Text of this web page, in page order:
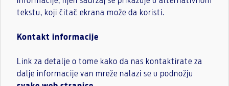
tekstu, koji čitač ekrana može da koristi.
Kontakt informacije
Link za detalje o tome kako da nas kontaktirate za
dalje informacije van mreže nalazi se u podnožju